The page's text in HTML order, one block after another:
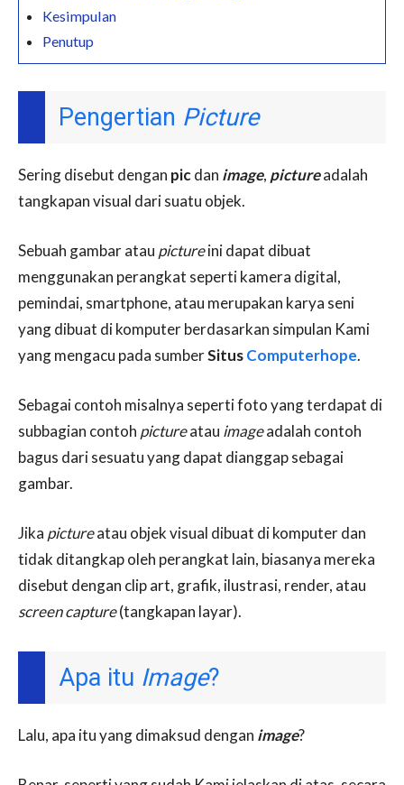
Kesimpulan
Penutup
Pengertian Picture
Sering disebut dengan picdan image, pictureadalah
tangkapan visual dari suatu objek.
Sebuah gambar atau pictureini dapat dibuat
menggunakan perangkat seperti kamera digital,
pemindai, smartphone, atau merupakan karya seni
yang dibuat di komputer berdasarkan simpulan Kami
yang mengacu pada sumberSitusComputerhope.
Sebagai contoh misalnya seperti foto yang terdapat di
subbagian contoh pictureatau imageadalah contoh
bagus dari sesuatu yang dapat dianggap sebagai
gambar.
Jika pictureatau objek visual dibuat di komputer dan
tidak ditangkap oleh perangkat lain, biasanya mereka
disebut dengan clip art, grafik, ilustrasi, render, atau
screen capture(tangkapan layar).
Apa itu Image?
Lalu, apa itu yang dimaksud dengan image?